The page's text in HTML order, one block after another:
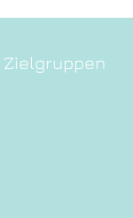
Zielgruppen